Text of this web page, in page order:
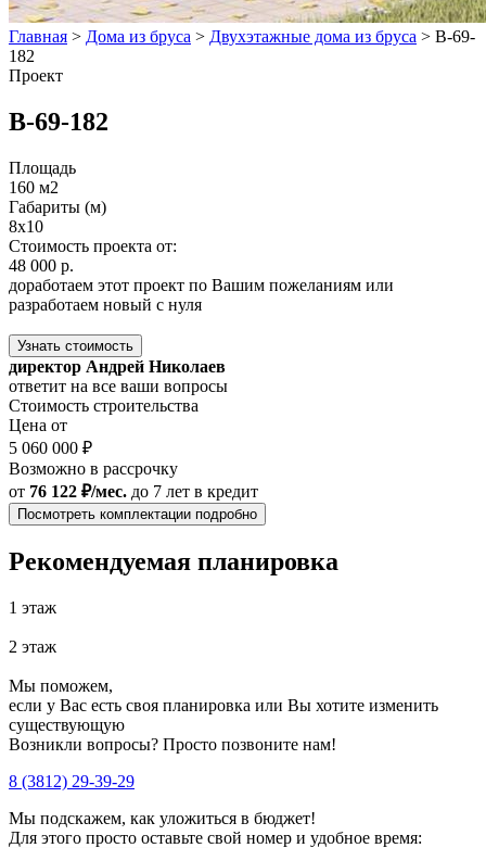
Главная > Дома из бруса > Двухэтажные дома из бруса > В-69-
182
Проект
В-69-182
Площадь
160 м2
Габариты (м)
8x10
Стоимость проекта от:
48 000 р.
доработаем этот проект по Вашим пожеланиям или
разработаем новый с нуля
Узнать стоимость
директор Андрей Николаев
ответит на все ваши вопросы
Стоимость строительства
Цена от
5 060 000 ₽
Возможно в рассрочку
от 76 122 ₽/мес. до 7 лет в кредит
Посмотреть комплектации подробно
Рекомендуемая планировка
1 этаж
2 этаж
Мы поможем,
если у Вас есть своя планировка или Вы хотите изменить
существующую
Возникли вопросы? Просто позвоните нам!
8 (3812) 29-39-29
Мы подскажем, как уложиться в бюджет!
Для этого просто оставьте свой номер и удобное время: